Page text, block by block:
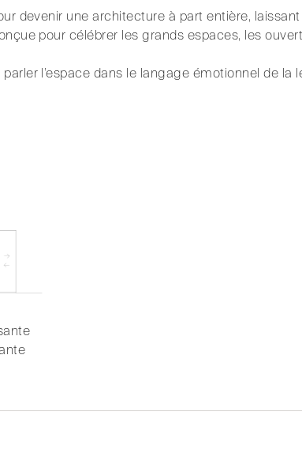
devenir une architecture à part entière,
pour célébrer les grands espaces, les
l’espace dans le langage émotionnel de la